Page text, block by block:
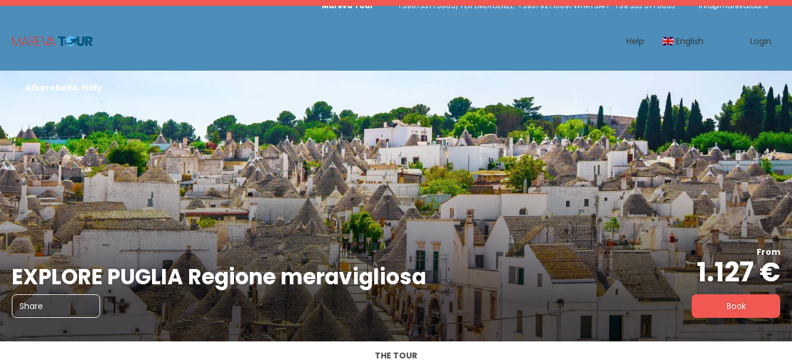
Mareva Tour +390733775665/ PER EMERGENZE: +393792710691 WHATSAPP: +39 333 571 6035 info@marevatour.it
Help English Login
EXPLORE PUGLIA Regione meravigliosa
From
1.127 €
Share Book
Alberobello, Italy
THE TOUR